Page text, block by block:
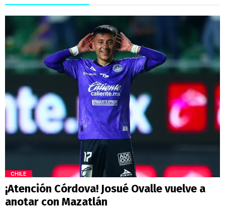
CHILE
¡Atención Córdova! Josué Ovalle vuelve a
anotar con Mazatlán